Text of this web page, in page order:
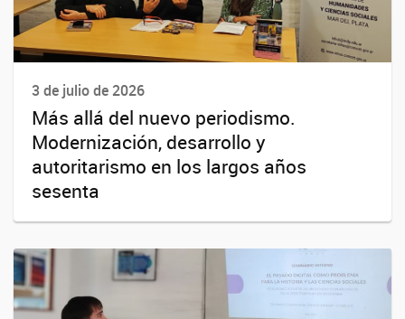
3 de julio de 2026
Más allá del nuevo periodismo.
Modernización, desarrollo y
autoritarismo en los largos años
sesenta